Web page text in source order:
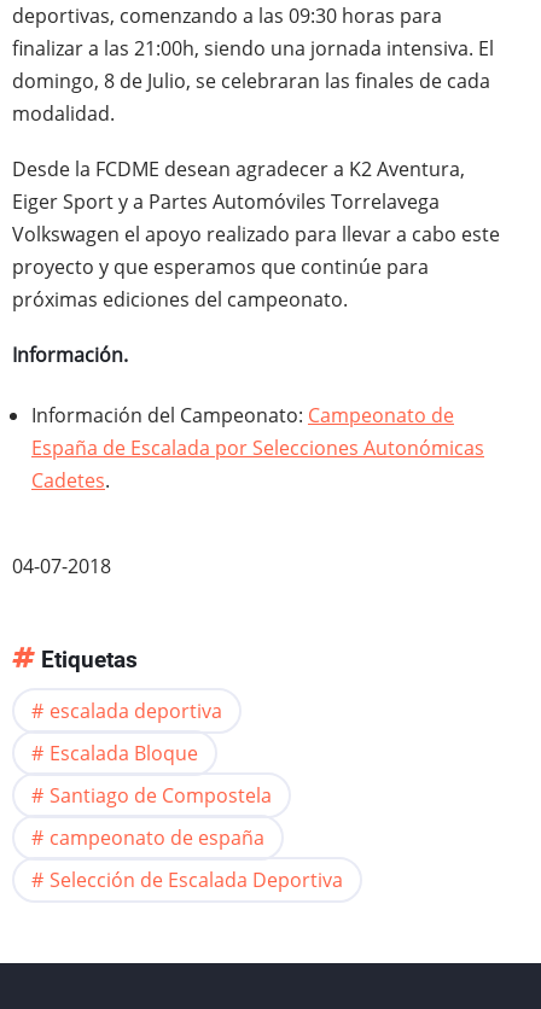
deportivas, comenzando a las 09:30 horas para
finalizar a las 21:00h, siendo una jornada intensiva. El
domingo, 8 de Julio, se celebraran las finales de cada
modalidad.
Desde la FCDME desean agradecer a K2 Aventura,
Eiger Sport y a Partes Automóviles Torrelavega
Volkswagen el apoyo realizado para llevar a cabo este
proyecto y que esperamos que continúe para
próximas ediciones del campeonato.
Información.
Información del Campeonato: Campeonato de
España de Escalada por Selecciones Autonómicas
Cadetes.
04-07-2018
Etiquetas
escalada deportiva
Escalada Bloque
Santiago de Compostela
campeonato de españa
Selección de Escalada Deportiva